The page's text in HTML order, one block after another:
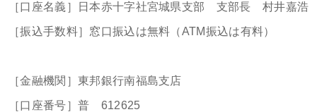
［口座名義］日本赤十字社宮城県支部 支部長 村井嘉浩
［振込手数料］窓口振込は無料（ATM振込は有料）
［金融機関］東邦銀行南福島支店
［口座番号］普 612625